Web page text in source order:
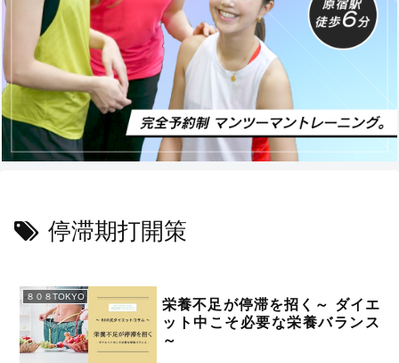
停滞期打開策
８０８TOKYO
栄養不足が停滞を招く～ ダイエ
ット中こそ必要な栄養バランス
～